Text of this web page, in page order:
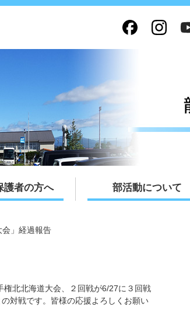
護者の方へ 部活動について
」経過報告
北北海道大会、２回戦が6/27に３回戦
対戦です。皆様の応援よろしくお願い